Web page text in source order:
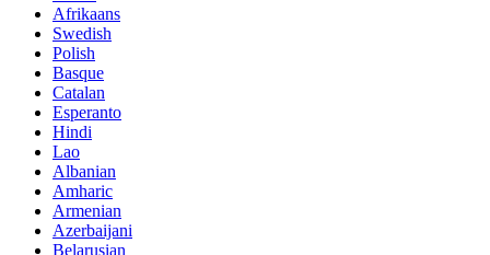
Afrikaans
Swedish
Polish
Basque
Catalan
Esperanto
Hindi
Lao
Albanian
Amharic
Armenian
Azerbaijani
Belarusian